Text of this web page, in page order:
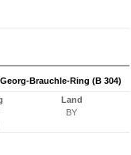
Brauchle-Ring (B 304)
Land
BY